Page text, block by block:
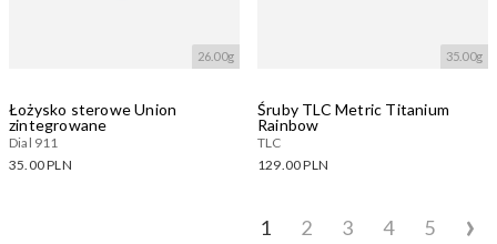
26.00g
Łożysko sterowe Union
zintegrowane
Dial 911
35.00 PLN
35.00g
Śruby TLC Metric Titanium
Rainbow
TLC
129.00 PLN
Wczytywanie....
1 2 3 4 5 ›